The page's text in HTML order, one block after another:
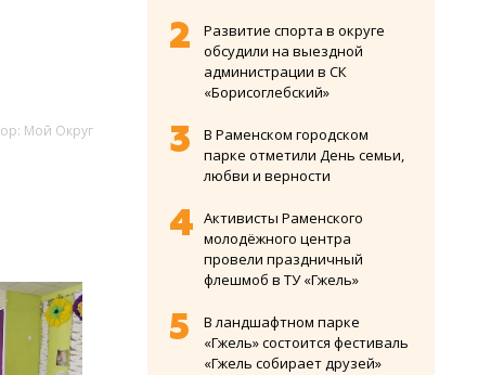
Мой Округ
Развитие спорта в округе
обсудили на выездной
администрации в СК
«Борисоглебский»
В Раменском городском
парке отметили День семьи,
любви и верности
Активисты Раменского
молодёжного центра
провели праздничный
флешмоб в ТУ «Гжель»
В ландшафтном парке
«Гжель» состоится фестиваль
«Гжель собирает друзей»